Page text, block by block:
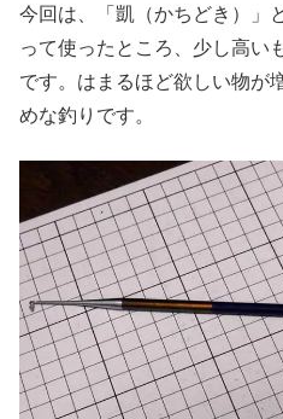
今回は、「凱（かちどき）」
って使ったところ、少し高い
です。はまるほど欲しい物が
めな釣りです。